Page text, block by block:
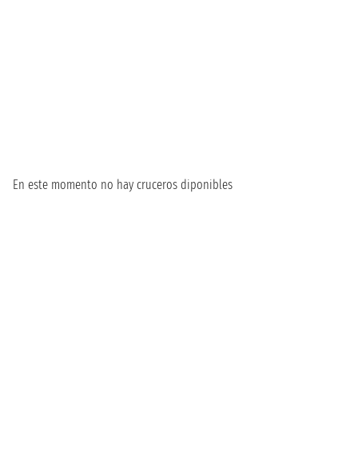
En este momento no hay cruceros diponibles